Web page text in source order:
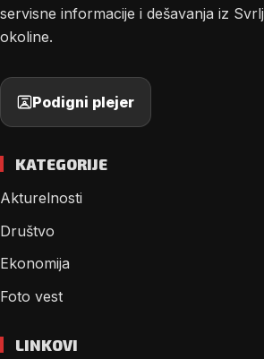
servisne informacije i dešavanja iz
okoline.
Podigni plejer
KATEGORIJE
Akturelnosti
Društvo
Ekonomija
Foto vest
LINKOVI